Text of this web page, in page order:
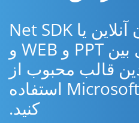
از برنامه رایگان آنلاین یا Net SDK
برای تبدیل بین PPT و WEB و
قالب محبوب از
Microsoft PowerPoint استفاده
کنید.